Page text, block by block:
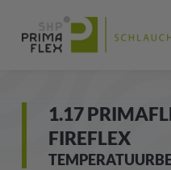
1.17
FIREFLEX